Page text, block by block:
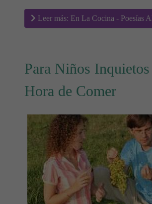
Leer más: En La Cocina - Poesías
Para Niños
Hora de Comer